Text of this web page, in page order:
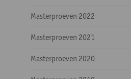
Masterproeven 2022
Masterproeven 2021
Masterproeven 2020